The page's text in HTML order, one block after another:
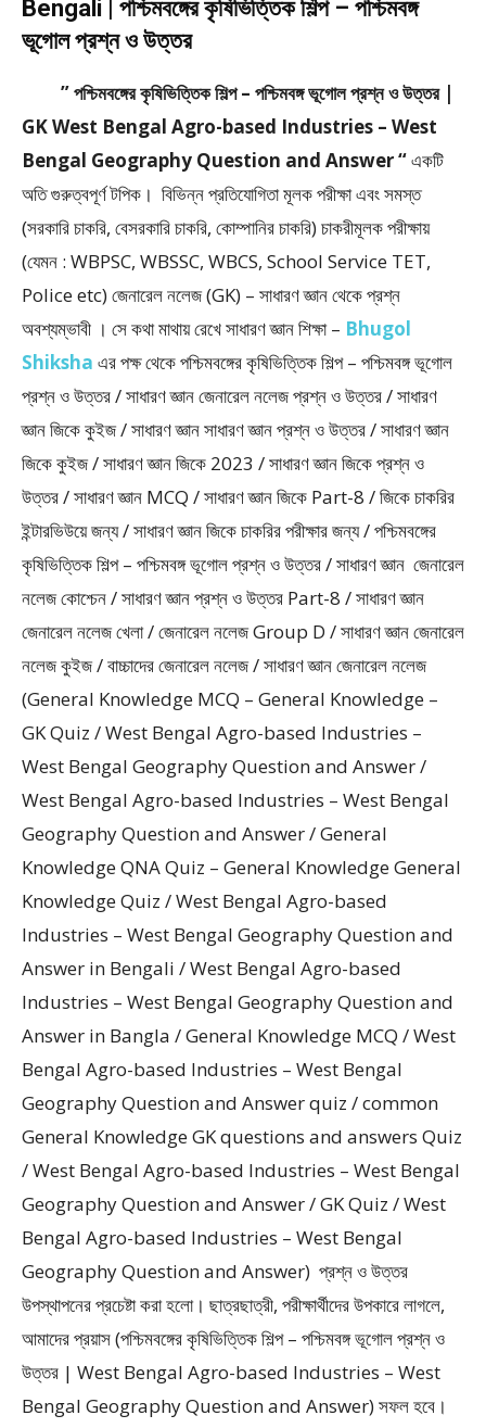
Bengali | পশ্চিমবঙ্গের কৃষিভিত্তিক শিল্প – পশ্চিমবঙ্গ
ভূগোল প্রশ্ন ও উত্তর
” পশ্চিমবঙ্গের কৃষিভিত্তিক শিল্প – পশ্চিমবঙ্গ ভূগোল প্রশ্ন ও উত্তর |
GK West Bengal Agro-based Industries – West
Bengal Geography Question and Answer “একটি
অতি গুরুত্বপূর্ণ টপিক। বিভিন্ন প্রতিযোগিতা মূলক পরীক্ষা এবং সমস্ত
(সরকারি চাকরি, বেসরকারি চাকরি, কোম্পানির চাকরি) চাকরীমূলক পরীক্ষায়
(যেমন : WBPSC, WBSSC, WBCS, School Service TET,
Police etc) জেনারেল নলেজ (GK) – সাধারণ জ্ঞান থেকে প্রশ্ন
অবশ্যম্ভাবী । সে কথা মাথায় রেখে সাধারণ জ্ঞান শিক্ষা – Bhugol
Shiksha এর পক্ষ থেকে পশ্চিমবঙ্গের কৃষিভিত্তিক শিল্প – পশ্চিমবঙ্গ ভূগোল
প্রশ্ন ও উত্তর / সাধারণ জ্ঞান জেনারেল নলেজ প্রশ্ন ও উত্তর / সাধারণ
জ্ঞান জিকে কুইজ / সাধারণ জ্ঞান সাধারণ জ্ঞান প্রশ্ন ও উত্তর / সাধারণ জ্ঞান
জিকে কুইজ / সাধারণ জ্ঞান জিকে 2023 / সাধারণ জ্ঞান জিকে প্রশ্ন ও
উত্তর / সাধারণ জ্ঞান MCQ / সাধারণ জ্ঞান জিকে Part-8 / জিকে চাকরির
ইন্টারভিউয়ে জন্য / সাধারণ জ্ঞান জিকে চাকরির পরীক্ষার জন্য / পশ্চিমবঙ্গের
কৃষিভিত্তিক শিল্প – পশ্চিমবঙ্গ ভূগোল প্রশ্ন ও উত্তর / সাধারণ জ্ঞান জেনারেল
নলেজ কোশ্চেন / সাধারণ জ্ঞান প্রশ্ন ও উত্তর Part-8 / সাধারণ জ্ঞান
জেনারেল নলেজ খেলা / জেনারেল নলেজ Group D / সাধারণ জ্ঞান জেনারেল
নলেজ কুইজ / বাচ্চাদের জেনারেল নলেজ / সাধারণ জ্ঞান জেনারেল নলেজ
(General Knowledge MCQ – General Knowledge –
GK Quiz / West Bengal Agro-based Industries –
West Bengal Geography Question and Answer /
West Bengal Agro-based Industries – West Bengal
Geography Question and Answer / General
Knowledge QNA Quiz – General Knowledge General
Knowledge Quiz / West Bengal Agro-based
Industries – West Bengal Geography Question and
Answer in Bengali / West Bengal Agro-based
Industries – West Bengal Geography Question and
Answer in Bangla / General Knowledge MCQ / West
Bengal Agro-based Industries – West Bengal
Geography Question and Answer quiz / common
General Knowledge GK questions and answers Quiz
/ West Bengal Agro-based Industries – West Bengal
Geography Question and Answer / GK Quiz / West
Bengal Agro-based Industries – West Bengal
Geography Question and Answer) প্রশ্ন ও উত্তর
উপস্থাপনের প্রচেষ্টা করা হলাে। ছাত্রছাত্রী, পরীক্ষার্থীদের উপকারে লাগলে,
আমাদের প্রয়াস (পশ্চিমবঙ্গের কৃষিভিত্তিক শিল্প – পশ্চিমবঙ্গ ভূগোল প্রশ্ন ও
উত্তর | West Bengal Agro-based Industries – West
Bengal Geography Question and Answer) সফল হবে।